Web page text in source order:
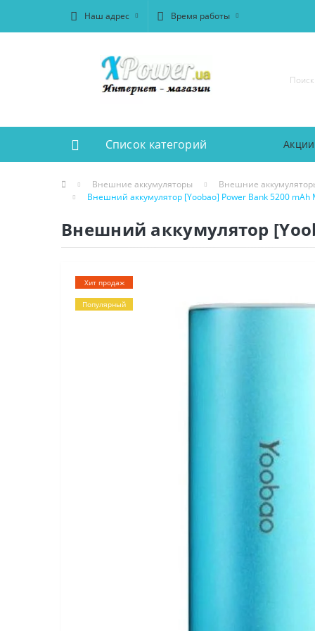
Наш адрес Время работы
Список категорий Акции
Внешние аккумуляторы
Внешние
Внешний аккумулятор [Yoobao] Power Bank 5200 mAh
Внешний аккумулятор
Хит продаж
Популярный